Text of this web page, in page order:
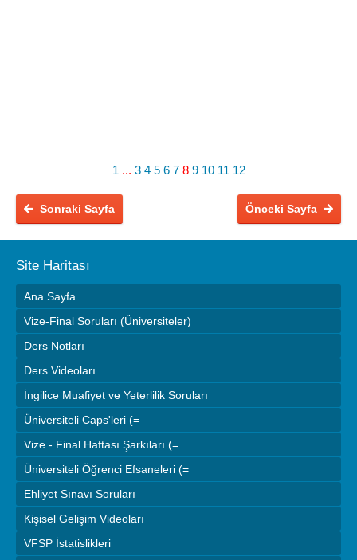
1 ... 3 4 5 6 7 8 9 10 11 12
Önceki Sayfa
Sonraki Sayfa
Site Haritası
Ana Sayfa
Vize-Final Soruları (Üniversiteler)
Ders Notları
Ders Videoları
İngilice Muafiyet ve Yeterlilik Soruları
Üniversiteli Caps'leri (=
Vize - Final Haftası Şarkıları (=
Üniversiteli Öğrenci Efsaneleri (=
Ehliyet Sınavı Soruları
Kişisel Gelişim Videoları
VFSP İstatislikleri